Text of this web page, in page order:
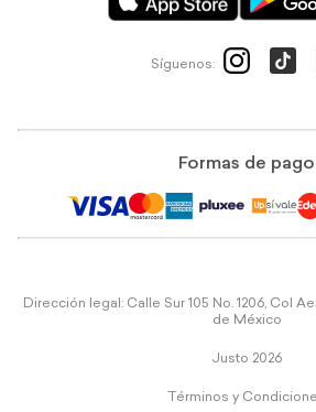
Síguenos:
Formas de pago
Dirección legal: Calle Sur 105 No. 1206, Col
de México
Justo 2026
Términos y